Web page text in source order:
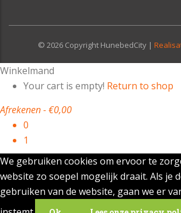
© 2026 Copyright HunebedCity |
Winkelmand
Your cart is empty! Return to shop
Afrekenen-€0,00
0
1
We gebruiken cookies om ervoor te
website zo soepel mogelijk draait. Als je
gebruiken van de website, gaan we er